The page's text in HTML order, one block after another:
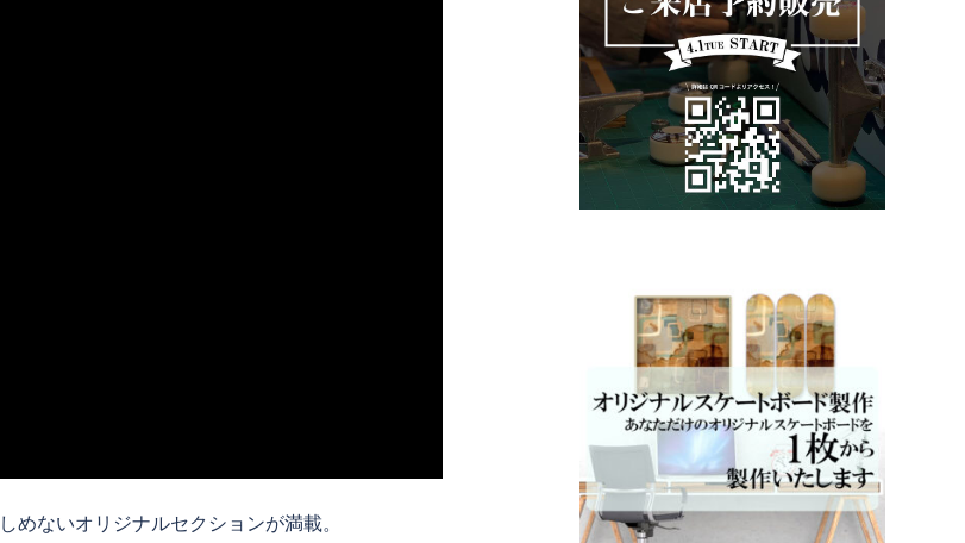
ないオリジナルセクションが満載。